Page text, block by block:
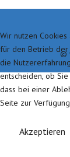
©
Wir nutzen
für den Betrieb der
die
entscheiden, ob
dass bei einer
Seite zur
Akzeptieren